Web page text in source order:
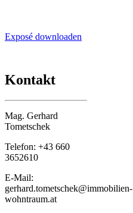
Exposé downloaden
Kontakt
Mag. Gerhard
Tometschek
Telefon: +43 660
3652610
E-Mail:
gerhard.tometschek@immobilien-
wohntraum.at